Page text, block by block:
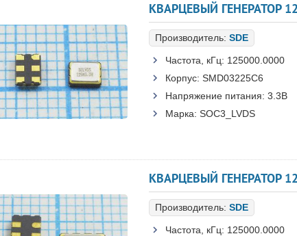
КВАРЦЕВЫЙ ГЕНЕРАТОР
Производитель: SDE
Частота, кГц: 125000.0000
Корпус: SMD03225C6
Напряжение питания: 3.3В
Марка: SOC3_LVDS
КВАРЦЕВЫЙ ГЕНЕРАТОР
Производитель: SDE
Частота, кГц: 125000.0000